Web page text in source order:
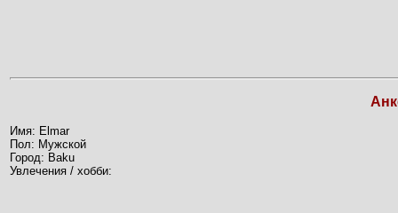
Имя: Elmar
Пол: Мужской
Город: Baku
Увлечения / хобби: